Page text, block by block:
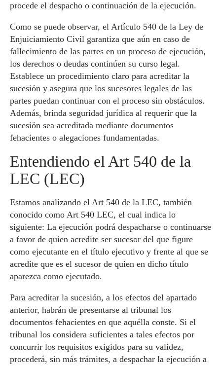
procede el despacho o continuación de la ejecución.
Como se puede observar, el Artículo 540 de la Ley de
Enjuiciamiento Civil garantiza que aún en caso de
fallecimiento de las partes en un proceso de ejecución,
los derechos o deudas continúen su curso legal.
Establece un procedimiento claro para acreditar la
sucesión y asegura que los sucesores legales de las
partes puedan continuar con el proceso sin obstáculos.
Además, brinda seguridad jurídica al requerir que la
sucesión sea acreditada mediante documentos
fehacientes o alegaciones fundamentadas.
Entendiendo el Art 540 de la
LEC (LEC)
Estamos analizando el Art 540 de la LEC, también
conocido como Art 540 LEC, el cual indica lo
siguiente: La ejecución podrá despacharse o continuarse
a favor de quien acredite ser sucesor del que figure
como ejecutante en el título ejecutivo y frente al que se
acredite que es el sucesor de quien en dicho título
aparezca como ejecutado.
Para acreditar la sucesión, a los efectos del apartado
anterior, habrán de presentarse al tribunal los
documentos fehacientes en que aquélla conste. Si el
tribunal los considera suficientes a tales efectos por
concurrir los requisitos exigidos para su validez,
procederá, sin más trámites, a despachar la ejecución a